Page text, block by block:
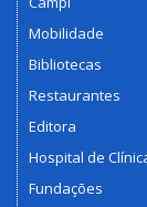
Mobilidade
Bibliotecas
Restaurantes
Editora
Hospital de
Fundações